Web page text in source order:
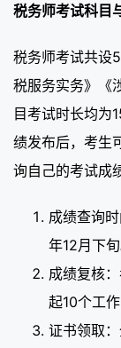
税务师考试科目
税务师考试共设
税服务实务》《
目考试时长均为
绩发布后，考生
询自己的考试成
成绩查询
年12月下旬
成绩复核
起10个工
证书领取